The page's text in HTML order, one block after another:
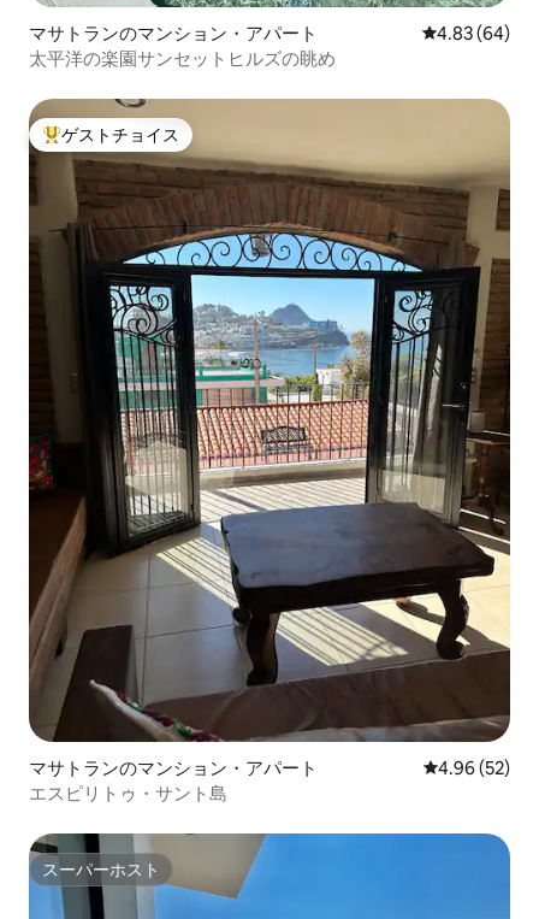
マサトランのマンション・アパート レビュー64
4.83 (64)
太平洋の楽園サンセットヒルズの眺め
大好評のゲストチョイスです。
ゲストチョイス
マサトランのマンション・アパート レビュー52
4.96 (52)
エスピリトゥ・サント島
スーパーホスト
スーパーホスト